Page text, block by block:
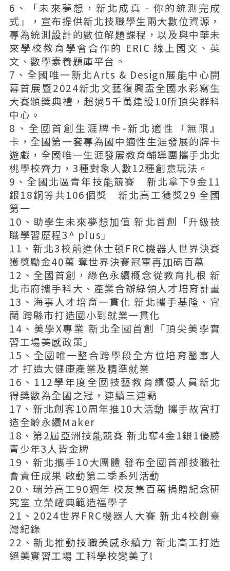
6、「未來夢想，新北成真 - 你的統測完成
式」，宣布提供新北技職學生兩大數位資源，
專為統測設計的數位解題課程，以及與中華未
來學校教育學會合作的 ERIC 線上國文、英
文、數學素養題庫平台。
7、全國唯一新北Arts & Design展能中心開
幕首展暨2024新北文藝復興盃全國水彩寫生
大賽頒獎典禮，超過5千萬建設10所頂尖群科
中心。
8、全國首創生涯牌卡-新北適性『無限』
卡，全國第一套專為國中適性生涯發展的牌卡
遊戲，全國唯一生涯發展教育輔導團攜手北北
桃學校齊力，3種對象人數12種創意玩法。
9、全國北區青年技能競賽 新北拿下9金11
銀18銅等共106個獎 新北高工獲獎29 全國
第一
10、助學生未來夢想加值 新北首創「升級技
職學習歷程3^ plus」
11、新北3校前進休士頓FRC機器人世界決賽
獲獎勵金40萬 奪世界決賽冠軍再加碼百萬
12、全國首創，綠色永續概念從教育扎根 新
北市府攜手科大、產業合辦綠領人才培育計畫
13、海事人才培育一貫化 新北攜手基隆、宜
蘭 跨縣市打造國小到就業一貫化
14、美學X專業 新北全國首創「頂尖美學實
習工場美感政策」
15、全國唯一整合跨學段全方位培育醫事人
才 打造大健康產業及精準就業
16、112學年度全國技藝教育績優人員新北
得獎數為全國之冠，連續三連霸
17、新北創客10周年推10大活動 攜手故宮打
造全齡永續Maker
18、第2屆亞洲技能競賽 新北奪4金1銀1優勝
青少年3人皆金牌
19、新北攜手10大團體 發布全國首部技職社
會責任成果 啟動第二季系列活動
20、瑞芳高工90週年 校友集百萬捐贈紀念研
究室 立榮耀典範造福學子
21、2024世界FRC機器人大賽 新北4校創臺
灣紀錄
22、新北推動技職美感永續力 新北高工打造
絕美實習工場 工科學校變美了!